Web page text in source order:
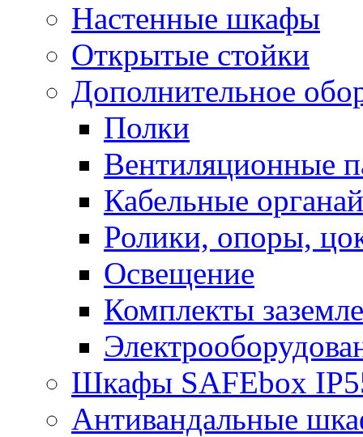
Настенные шкафы
Открытые стойки
Дополнительное
Полки
Вентиляционные
Кабельные
Ролики, опоры,
Освещение
Комплекты
Шкафы SAFEbox
Антивандальные